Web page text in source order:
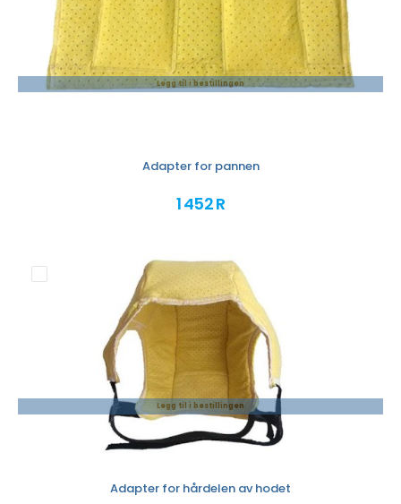
Legg til i bestillingen
Adapter for pannen
1 452 R
Legg til i bestillingen
Adapter for hårdelen av hodet